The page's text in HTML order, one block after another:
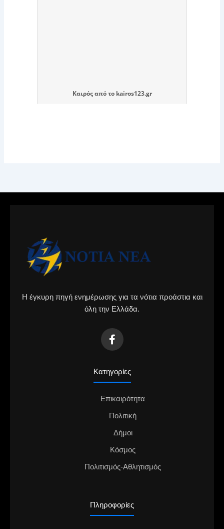
Καιρόςαπό το kairos123.gr
Η έγκυρη πηγή ενημέρωσης για τα νότια προάστια και
όλη την Ελλάδα.
Κατηγορίες
Επικαιρότητα
Πολιτική
Δήμοι
Κόσμος
Πολιτισμός-Αθλητισμός
Πληροφορίες